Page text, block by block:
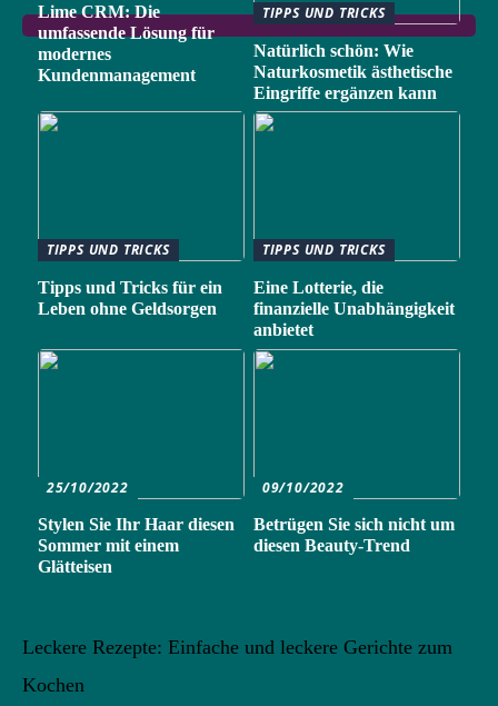
Lime CRM: Die
umfassende Lösung für
modernes
Kundenmanagement
TIPPS UND TRICKS
Natürlich schön: Wie
Naturkosmetik ästhetische
Eingriffe ergänzen kann
TIPPS UND TRICKS
Tipps und Tricks für ein
Leben ohne Geldsorgen
TIPPS UND TRICKS
Eine Lotterie, die
finanzielle Unabhängigkeit
anbietet
25/10/2022
Stylen Sie Ihr Haar diesen
Sommer mit einem
Glätteisen
09/10/2022
Betrügen Sie sich nicht um
diesen Beauty-Trend
Leckere Rezepte: Einfache und leckere Gerichte zum
Kochen